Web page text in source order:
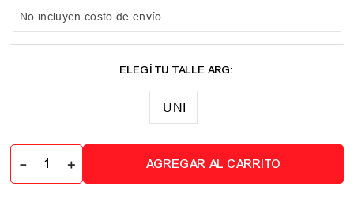
No incluyen costo de envío
UNI
＋
－ AGREGAR AL CARRITO